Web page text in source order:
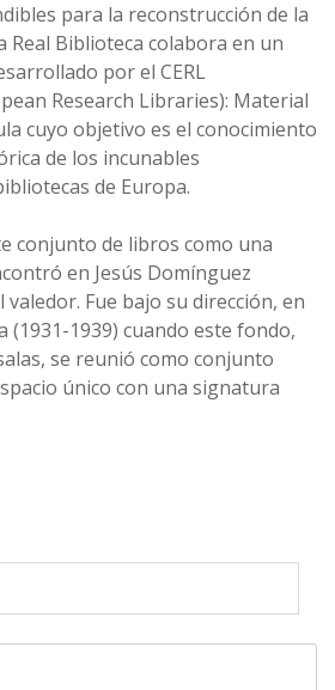
para la reconstrucción de la
Real Biblioteca colabora en un
por el CERL
Research Libraries): Material
cuyo objetivo es el conocimiento
de los incunables
de Europa.
conjunto de libros como una
en Jesús Domínguez
Fue bajo su dirección, en
(1931-1939) cuando este fondo,
se reunió como conjunto
único con una signatura